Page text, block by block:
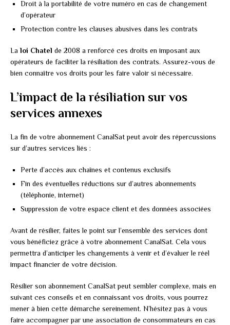
Droit à la portabilité de votre numéro en cas de changement
d’opérateur
Protection contre les clauses abusives dans les contrats
La loi Chatel de 2008 a renforcé ces droits en imposant aux
opérateurs de faciliter la résiliation des contrats. Assurez-vous de
bien connaître vos droits pour les faire valoir si nécessaire.
L’impact de la résiliation sur vos
services annexes
La fin de votre abonnement CanalSat peut avoir des répercussions
sur d’autres services liés :
Perte d’accès aux chaînes et contenus exclusifs
Fin des éventuelles réductions sur d’autres abonnements
(téléphonie, internet)
Suppression de votre espace client et des données associées
Avant de résilier, faites le point sur l’ensemble des services dont
vous bénéficiez grâce à votre abonnement CanalSat. Cela vous
permettra d’anticiper les changements à venir et d’évaluer le réel
impact financier de votre décision.
Résilier son abonnement CanalSat peut sembler complexe, mais en
suivant ces conseils et en connaissant vos droits, vous pourrez
mener à bien cette démarche sereinement. N’hésitez pas à vous
faire accompagner par une association de consommateurs en cas